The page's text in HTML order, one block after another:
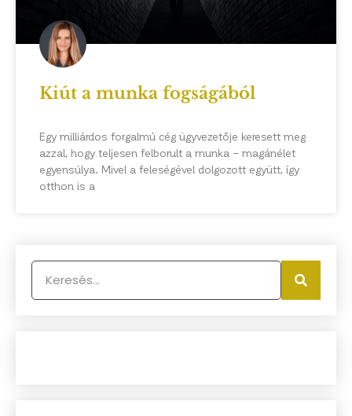
Kiút a munka fogságából
Egy milliárdos forgalmú cég ügyvezetője keresett meg
azzal, hogy teljesen felborult a munka – magánélet
egyensúlya. Mivel a feleségével dolgozott együtt, így
otthon is a